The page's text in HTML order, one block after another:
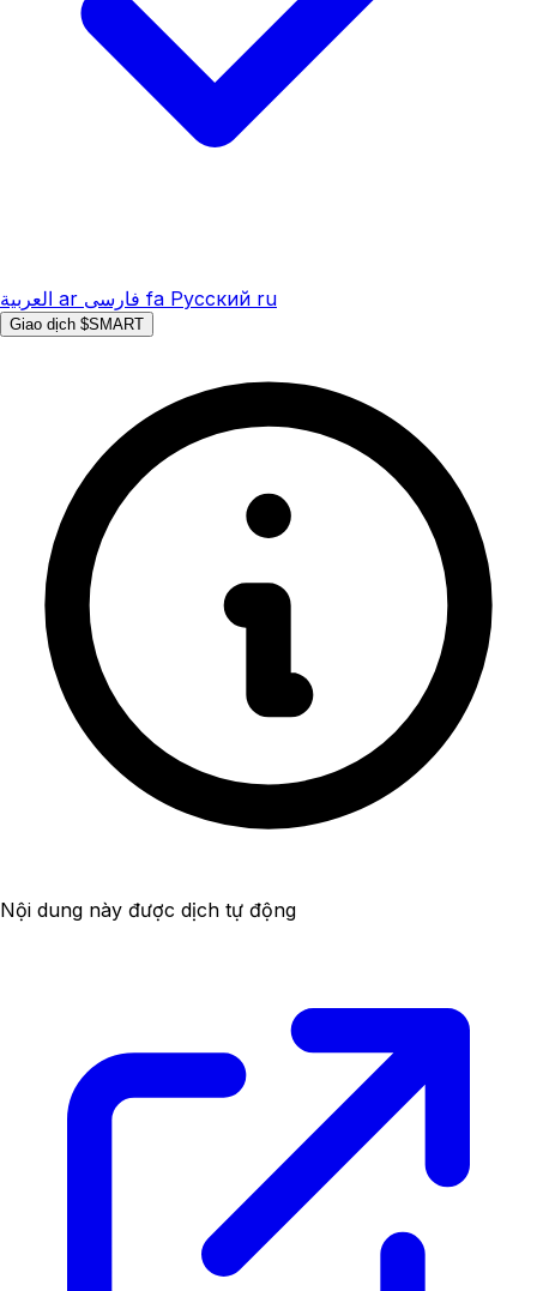
العربية ar فارسی fa Русский ru
Giao dịch $SMART
Nội dung này được dịch tự động